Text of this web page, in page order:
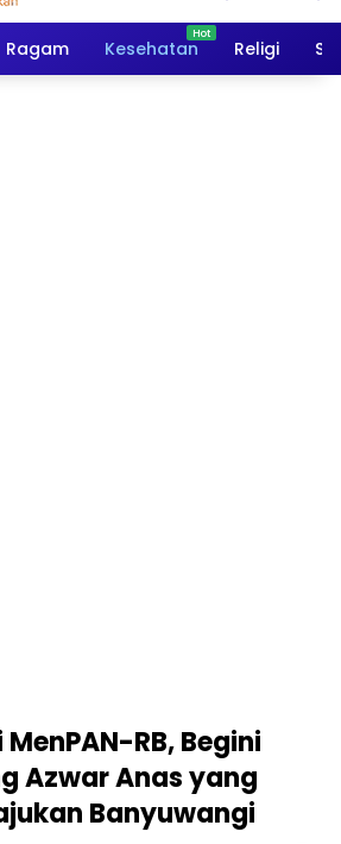
Ragam Kesehatan Religi
RB, Begini
Azwar Anas yang
Banyuwangi